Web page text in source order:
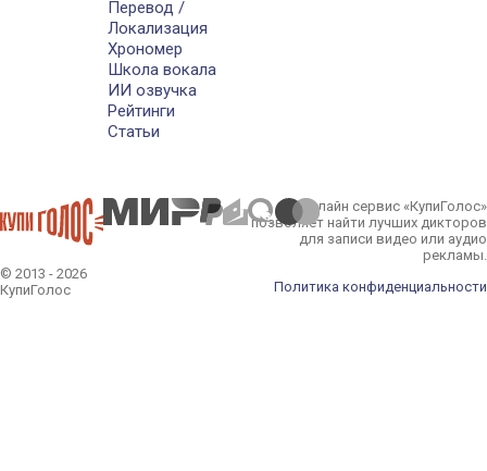
Перевод /
Локализация
Хрономер
Школа вокала
ИИ озвучка
Рейтинги
Статьи
© 2013 - 2026
КупиГолос
Онлайн сервис «КупиГолос»
позволяет найти лучших дикторов
для записи видео или аудио
рекламы.
Политика конфиденциальности